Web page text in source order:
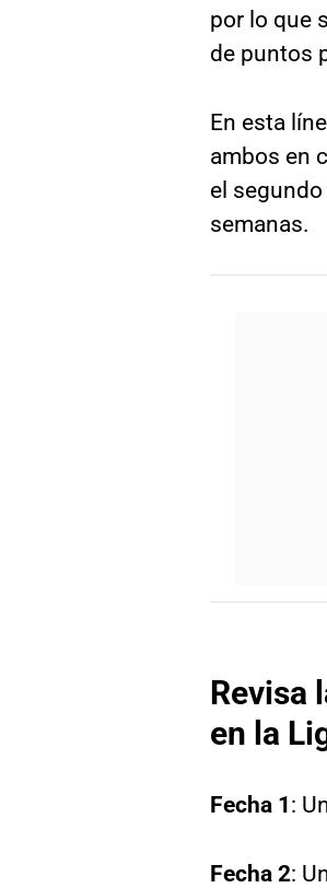
por lo que
de puntos
En esta
ambos en
el segundo
semanas.
Revisa
en la
Fecha 1:
Fecha 2: